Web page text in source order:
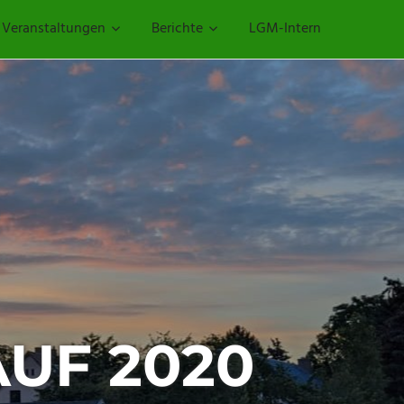
Veranstaltungen Berichte LGM-Intern
2020